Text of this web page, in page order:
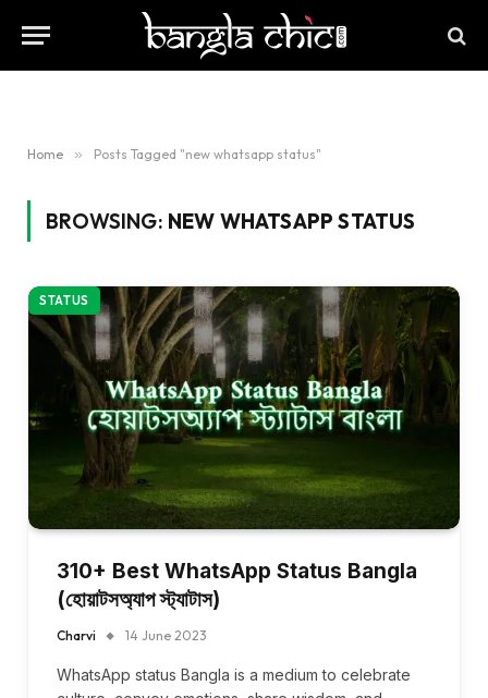
Home » Posts Tagged "new whatsapp status"
BROWSING: NEW WHATSAPP STATUS
STATUS
310+ Best WhatsApp Status Bangla
(হোয়াটসঅ্যাপ স্ট্যাটাস)
Charvi 14 June 2023
WhatsApp status Bangla is a medium to celebrate